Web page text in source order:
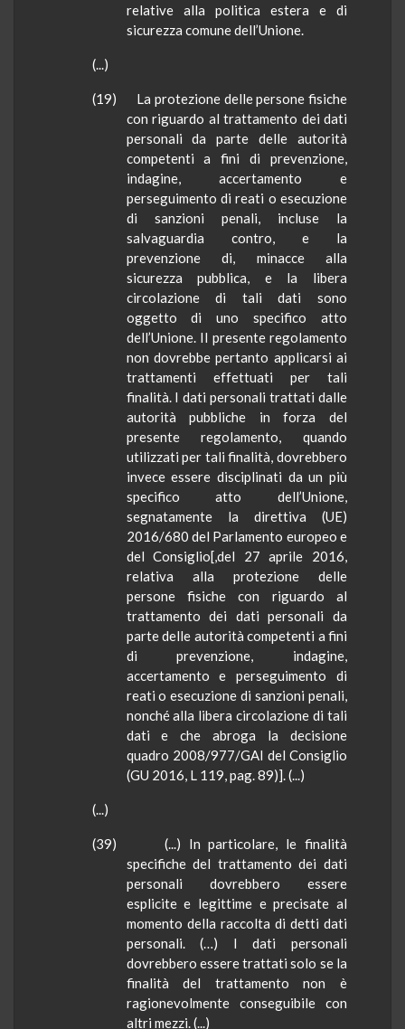
relative alla politica estera e di
sicurezza comune dell’Unione.
(...)
(19) La protezione delle persone fisiche
con riguardo al trattamento dei dati
personali da parte delle autorità
competenti a fini di prevenzione,
indagine, accertamento e
perseguimento di reati o esecuzione
di sanzioni penali, incluse la
salvaguardia contro, e la
prevenzione di, minacce alla
sicurezza pubblica, e la libera
circolazione di tali dati sono
oggetto di uno specifico atto
dell’Unione. Il presente regolamento
non dovrebbe pertanto applicarsi ai
trattamenti effettuati per tali
finalità. I dati personali trattati dalle
autorità pubbliche in forza del
presente regolamento, quando
utilizzati per tali finalità, dovrebbero
invece essere disciplinati da un più
specifico atto dell’Unione,
segnatamente la direttiva (UE)
2016/680 del Parlamento europeo e
del Consiglio[,del 27 aprile 2016,
relativa alla protezione delle
persone fisiche con riguardo al
trattamento dei dati personali da
parte delle autorità competenti a fini
di prevenzione, indagine,
accertamento e perseguimento di
reati o esecuzione di sanzioni penali,
nonché alla libera circolazione di tali
dati e che abroga la decisione
quadro 2008/977/GAI del Consiglio
(GU 2016, L 119, pag. 89)]. (...)
(...)
(39) (...) In particolare, le finalità
specifiche del trattamento dei dati
personali dovrebbero essere
esplicite e legittime e precisate al
momento della raccolta di detti dati
personali. (…) I dati personali
dovrebbero essere trattati solo se la
finalità del trattamento non è
ragionevolmente conseguibile con
altri mezzi. (...)